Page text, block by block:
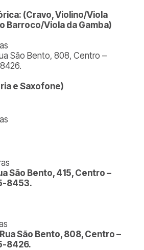
(Cravo, Violino/Viola
Barroco/Viola da Gamba)
São Bento, 808, Centro –
e Saxofone)
São Bento, 415, Centro –
8453.
São Bento, 808, Centro –
8426.